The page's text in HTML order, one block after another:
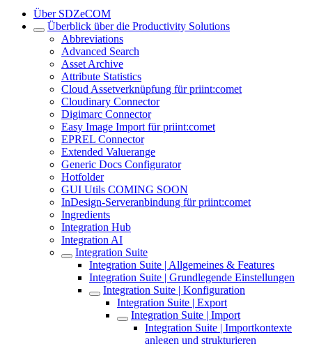
Über SDZeCOM
Überblick über die Productivity Solutions
Abbreviations
Advanced Search
Asset Archive
Attribute Statistics
Cloud Assetverknüpfung für priint:comet
Cloudinary Connector
Digimarc Connector
Easy Image Import für priint:comet
EPREL Connector
Extended Valuerange
Generic Docs Configurator
Hotfolder
GUI Utils COMING SOON
InDesign-Serveranbindung für priint:comet
Ingredients
Integration Hub
Integration AI
Integration Suite
Integration Suite | Allgemeines & Features
Integration Suite | Grundlegende Einstellungen
Integration Suite | Konfiguration
Integration Suite | Export
Integration Suite | Import
Integration Suite | Importkontexte
anlegen und strukturieren